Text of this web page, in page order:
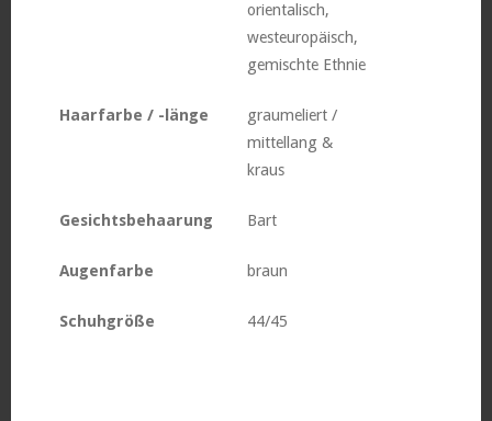
orientalisch,
westeuropäisch,
gemischte Ethnie
Haarfarbe / -länge
graumeliert /
mittellang &
kraus
Gesichtsbehaarung Bart
Augenfarbe braun
Schuhgröße 44/45